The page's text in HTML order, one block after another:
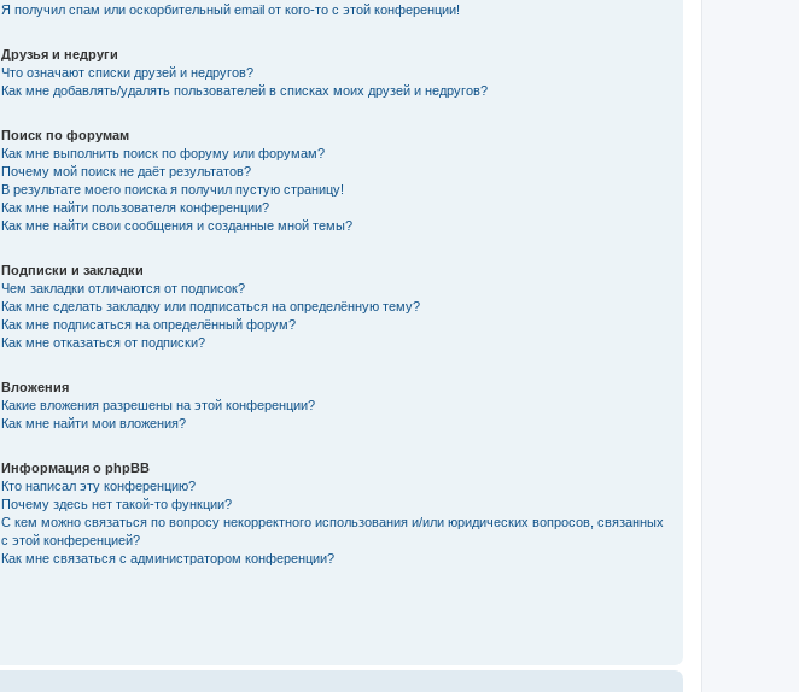
Я получил спам или оскорбительный email от кого-то с этой конференции!
Друзья и недруги
Что означают списки друзей и недругов?
Как мне добавлять/удалять пользователей в списках моих друзей и недругов?
Поиск по форумам
Как мне выполнить поиск по форуму или форумам?
Почему мой поиск не даёт результатов?
В результате моего поиска я получил пустую страницу!
Как мне найти пользователя конференции?
Как мне найти свои сообщения и созданные мной темы?
Подписки и закладки
Чем закладки отличаются от подписок?
Как мне сделать закладку или подписаться на определённую тему?
Как мне подписаться на определённый форум?
Как мне отказаться от подписки?
Вложения
Какие вложения разрешены на этой конференции?
Как мне найти мои вложения?
Информация о phpBB
Кто написал эту конференцию?
Почему здесь нет такой-то функции?
С кем можно связаться по вопросу некорректного использования и/или юридических вопросов, связанных
с этой конференцией?
Как мне связаться с администратором конференции?